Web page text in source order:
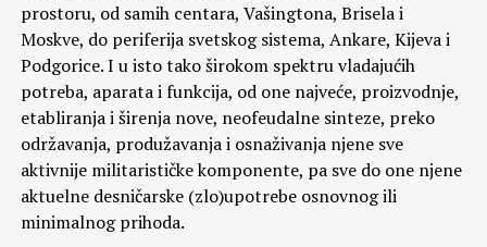
prostoru, od samih centara, Vašingtona, Brisela i
Moskve, do periferija svetskog sistema, Ankare, Kijeva i
Podgorice. I u isto tako širokom spektru vladajućih
potreba, aparata i funkcija, od one najveće, proizvodnje,
etabliranja i širenja nove, neofeudalne sinteze, preko
održavanja, produžavanja i osnaživanja njene sve
aktivnije militarističke komponente, pa sve do one njene
aktuelne desničarske (zlo)upotrebe osnovnog ili
minimalnog prihoda.